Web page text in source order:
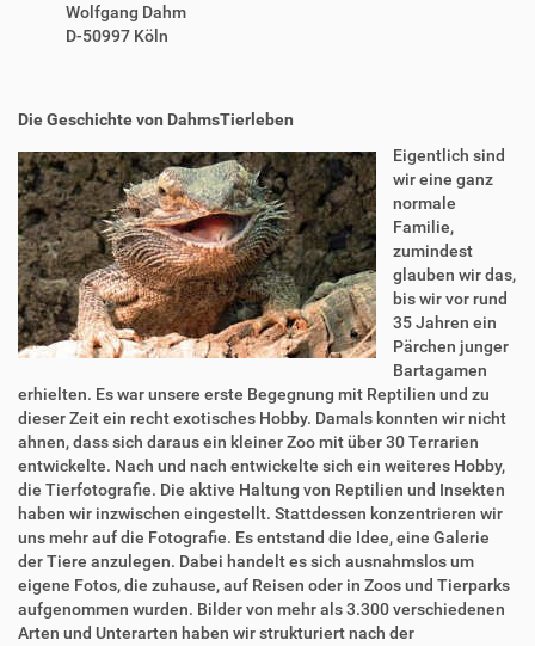
Wolfgang Dahm
D-50997 Köln
Die Geschichte von DahmsTierleben
Eigentlich sind
wir eine ganz
normale
Familie,
zumindest
glauben wir das,
bis wir vor rund
35 Jahren ein
Pärchen junger
Bartagamen
erhielten. Es war unsere erste Begegnung mit Reptilien und zu
dieser Zeit ein recht exotisches Hobby. Damals konnten wir nicht
ahnen, dass sich daraus ein kleiner Zoo mit über 30 Terrarien
entwickelte. Nach und nach entwickelte sich ein weiteres Hobby,
die Tierfotografie. Die aktive Haltung von Reptilien und Insekten
haben wir inzwischen eingestellt. Stattdessen konzentrieren wir
uns mehr auf die Fotografie. Es entstand die Idee, eine Galerie
der Tiere anzulegen. Dabei handelt es sich ausnahmslos um
eigene Fotos, die zuhause, auf Reisen oder in Zoos und Tierparks
aufgenommen wurden. Bilder von mehr als 3.300 verschiedenen
Arten und Unterarten haben wir strukturiert nach der